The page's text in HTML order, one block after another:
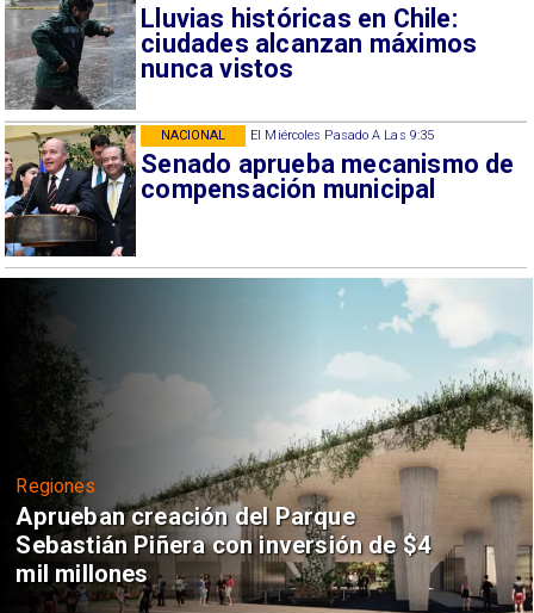
Lluvias históricas en Chile:
ciudades alcanzan máximos
nunca vistos
El Miércoles Pasado A Las 9:35
Senado aprueba mecanismo de
compensación municipal
NACIONAL
Regiones
Aprueban creación del Parque
Sebastián Piñera con inversión de $4
mil millones